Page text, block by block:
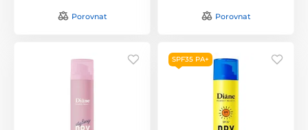
Porovnat Porovnat
SPF35 PA+